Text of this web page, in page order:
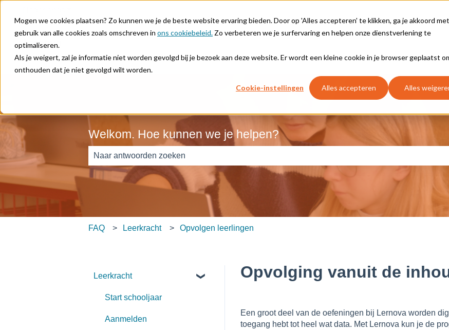
Mogen we cookies plaatsen? Zo kunnen we je de beste website ervaring bieden. Door op 'Alles accepteren' te klikken, ga je akkoord
gebruik van alle cookies zoals omschreven in ons cookiebeleid. Zo verbeteren we je surfervaring en helpen onze dienstverlening te
optimaliseren.
Als je weigert, zal je informatie niet worden gevolgd bij je bezoek aan deze website. Er wordt een kleine cookie in je browser geplaatst
onthouden dat je niet gevolgd wilt worden.
Cookie-instellingen Alles accepteren Alles
Welkom. Hoe kunnen we je helpen?
Er zijn geen suggesties want het zoekveld is leeg.
FAQ Leerkracht Opvolgen leerlingen
Opvolging vanuit de
Een groot deel van de oefeningen bij Lernova worden
toegang hebt tot heel wat data. Met Lernova kun je de
Leerkracht
Start schooljaar
Aanmelden